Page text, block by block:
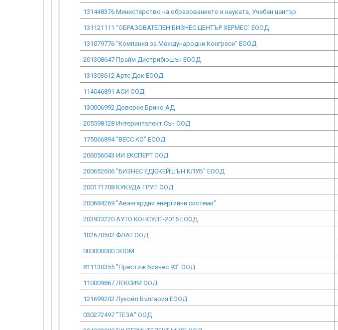
131448376 Министерство на образованието и науката, Учебен център
131121111 "ОБРАЗОВАТЕЛЕН БИЗНЕС ЦЕНТЪР ХЕРМЕС" ЕООД
131079776 "Компания за Международни Конгреси" ЕООД
201308647 Прайм Дистрибюшън ЕООД
131303612 Арте.Док ЕООД
114046891 АСИ ООД
130006992 Доверие Брико АД
205598128 Интеринтелект Сън ООД
175066894 "ВЕСС.КО" ЕООД
206056043 ИИ ЕКСПЕРТ ООД
200652606 "БИЗНЕС ЕДЮКЕЙШЪН КЛУБ" ЕООД
200171708 КУКУДА ГРУП ООД
200684269 "Авангардни енергийни системи"
203933220 АУТО КОНСУЛТ-2016 ЕООД
102670502 ФЛАТ ООД
000000000 ЗООМ
811130355 "Престиж Бизнес 93" ООД
110009867 ЛЕКСИМ ООД
121699202 Лукойл България ЕООД
030272497 "ТЕЗА" ООД